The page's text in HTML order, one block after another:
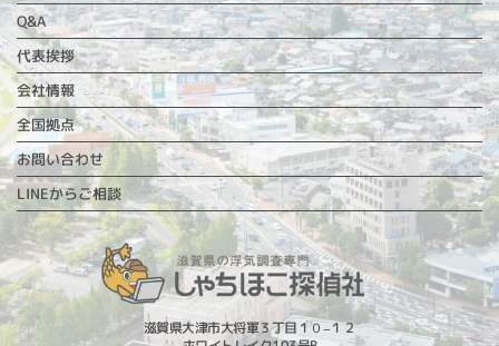
Q&A
代表挨拶
会社情報
全国拠点
お問い合わせ
LINEからご相談
滋賀県大津市大将軍３丁目１０−１２